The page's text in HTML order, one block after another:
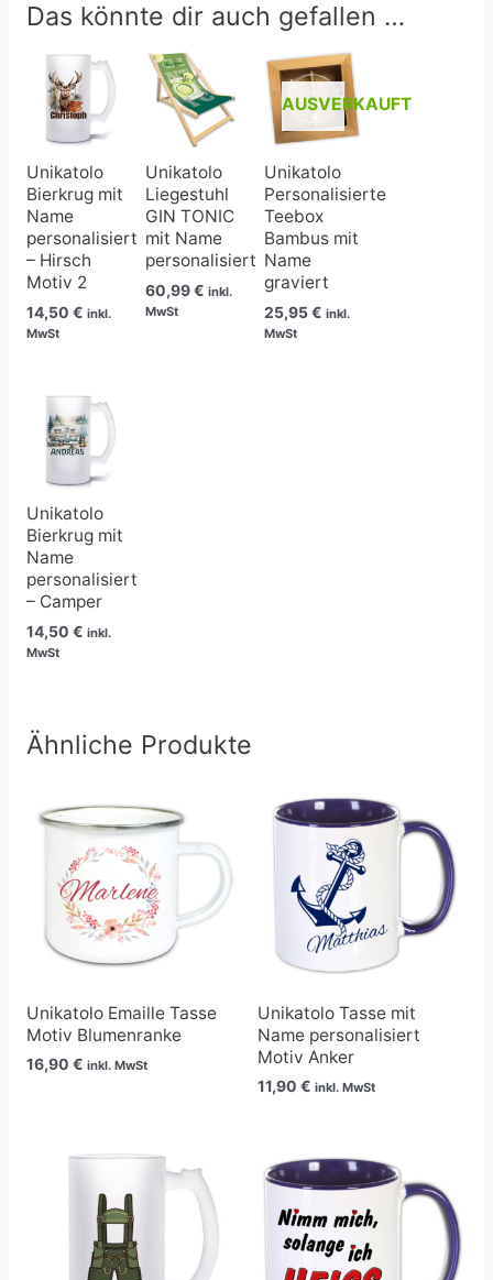
Das könnte dir auch gefallen …
Unikatolo
Bierkrug mit
Name
personalisiert
– Hirsch
Motiv 2
14,50 € inkl.
MwSt
Unikatolo
Liegestuhl
GIN TONIC
mit Name
personalisiert
60,99€ inkl.
MwSt
AUSVERKAUFT
Unikatolo
Personalisierte
Teebox
Bambus mit
Name
graviert
25,95€ inkl.
MwSt
Unikatolo
Bierkrug mit
Name
personalisiert
– Camper
14,50 € inkl.
MwSt
Ähnliche Produkte
Unikatolo Emaille Tasse
Motiv Blumenranke
16,90 € inkl. MwSt
Unikatolo Tasse mit
Name personalisiert
Motiv Anker
11,90 € inkl. MwSt